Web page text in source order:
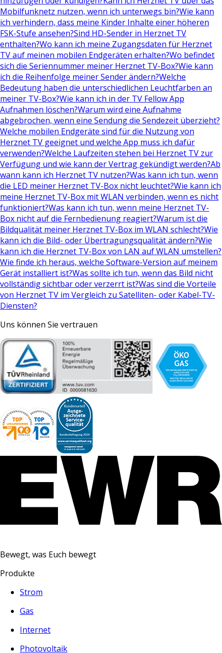
Mobilfunknetz nutzen, wenn ich unterwegs bin?Wie kann
ich verhindern, dass meine Kinder Inhalte einer höheren
FSK-Stufe ansehen?Sind HD-Sender in Herznet TV
enthalten?Wo kann ich meine Zugangsdaten für Herznet
TV auf meinen mobilen Endgeräten erhalten?Wo befindet
sich die Seriennummer meiner Herznet TV-Box?Wie kann
ich die Reihenfolge meiner Sender ändern?Welche
Bedeutung haben die unterschiedlichen Leuchtfarben an
meiner TV-Box?Wie kann ich in der TV Fellow App
Aufnahmen löschen?Warum wird eine Aufnahme
abgebrochen, wenn eine Sendung die Sendezeit überzieht?
Welche mobilen Endgeräte sind für die Nutzung von
Herznet TV geeignet und welche App muss ich dafür
verwenden?Welche Laufzeiten stehen bei Herznet TV zur
Verfügung und wie kann der Vertrag gekündigt werden?Ab
wann kann ich Herznet TV nutzen?Was kann ich tun, wenn
die LED meiner Herznet TV-Box nicht leuchtet?Wie kann ich
meine Herznet TV-Box mit WLAN verbinden, wenn es nicht
funktioniert?Was kann ich tun, wenn meine Herznet TV-
Box nicht auf die Fernbedienung reagiert?Warum ist die
Bildqualität meiner Herznet TV-Box im WLAN schlecht?Wie
kann ich die Bild- oder Übertragungsqualität ändern?Wie
kann ich die Herznet TV-Box von LAN auf WLAN umstellen?
Wie finde ich heraus, welche Software-Version auf meinem
Gerät installiert ist?Was sollte ich tun, wenn das Bild nicht
vollständig sichtbar oder verzerrt ist?Was sind die Vorteile
von Herznet TV im Vergleich zu Satelliten- oder Kabel-TV-
Diensten?
Uns können Sie vertrauen
Bewegt, was Euch bewegt
Produkte
Strom
Gas
Internet
Photovoltaik